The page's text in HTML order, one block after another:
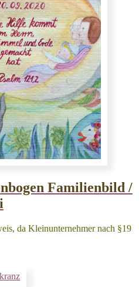
Familienbild /
da Kleinunternehmer nach §19